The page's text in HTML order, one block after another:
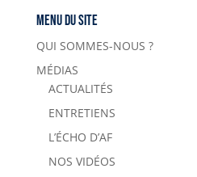
Menu du site
QUI SOMMES-NOUS ?
MÉDIAS
ACTUALITÉS
ENTRETIENS
L’ÉCHO D’AF
NOS VIDÉOS